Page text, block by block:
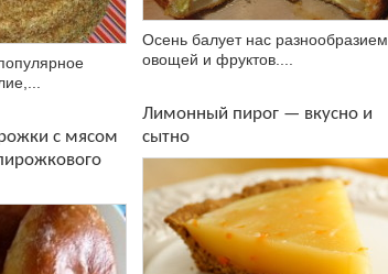
с мясом
Осень балует нас разнообразием
овощей и фруктов....
Лимонный пирог — вкусно и
сытно